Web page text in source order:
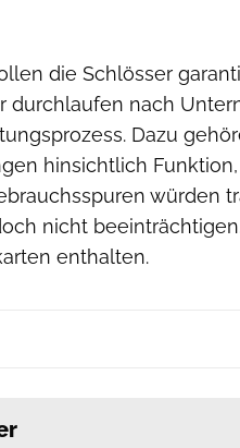
die Schlösser
durchlaufen nach
Dazu
hinsichtlich
würden
nicht
enthalten.